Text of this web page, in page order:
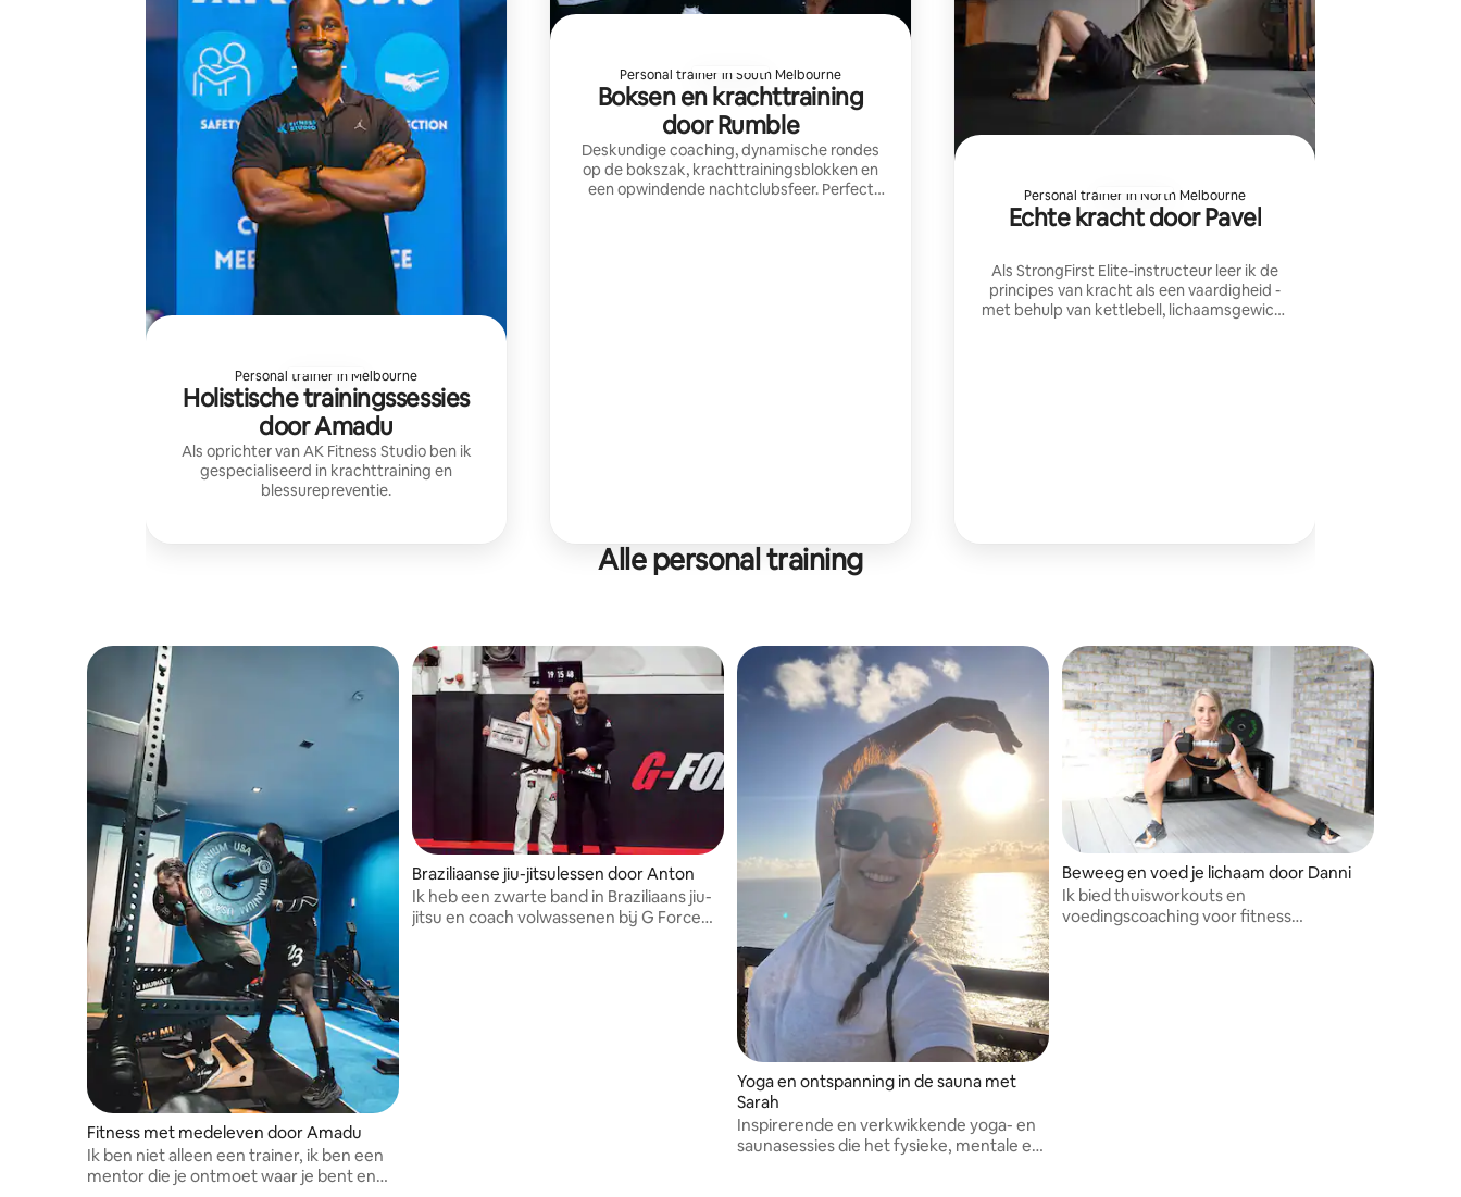
Personal trainer in Melbourne
Holistische trainingssessies
door Amadu
Als oprichter van AK Fitness Studio ben ik
gespecialiseerd in krachttraining en
blessurepreventie.
Personal trainer in South Melbourne
Boksen en krachttraining
door Rumble
Deskundige coaching, dynamische rondes
op de bokszak, krachttrainingsblokken en
een opwindende nachtclubsfeer. Perfect
Personal trainer in North Melbourne
Echte kracht door Pavel
Als StrongFirst Elite-instructeur leer ik de
principes van kracht als een vaardigheid -
met behulp van kettlebell, lichaamsgewicht
Alle personal training
Fitness met medeleven door Amadu
Ik ben niet alleen een trainer, ik ben een
mentor die je ontmoet waar je bent en
Braziliaanse jiu-jitsulessen door Anton
Ik heb een zwarte band in Braziliaans jiu-
jitsu en coach volwassenen bij G Force
Yoga en ontspanning in de sauna met
Sarah
Inspirerende en verkwikkende yoga- en
saunasessies die het fysieke, mentale en
Beweeg en voed je lichaam door Danni
Ik bied thuisworkouts en
voedingscoaching voor fitness